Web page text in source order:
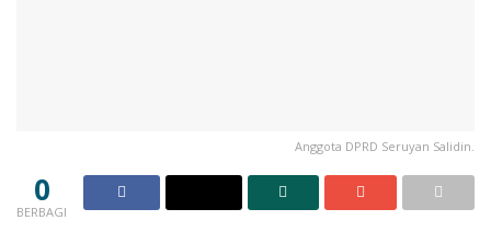
Anggota DPRD Seruyan Salidin.
0
BERBAGI